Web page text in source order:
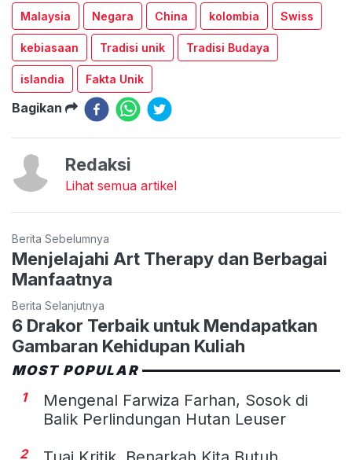
Malaysia Negara China kolombia Swiss
kebiasaan Tradisi unik Tradisi Budaya
islandia Fakta Unik
Bagikan
Redaksi
Lihat semua artikel
Berita Sebelumnya
Menjelajahi Art Therapy dan Berbagai
Manfaatnya
Berita Selanjutnya
6 Drakor Terbaik untuk Mendapatkan
Gambaran Kehidupan Kuliah
MOST POPULAR
1
Mengenal Farwiza Farhan, Sosok di
Balik Perlindungan Hutan Leuser
2